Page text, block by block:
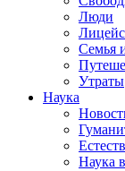
Люди
Семья
Утраты
Наука
Наука